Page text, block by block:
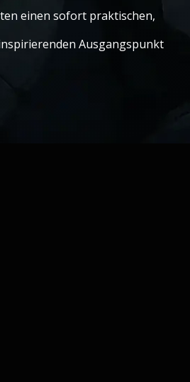
einen sofort praktischen,
Ausgangspunkt